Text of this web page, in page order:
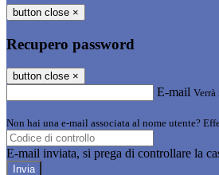
button close ×
Recupero password
button close ×
E-mail
Non hai una e-mail associata al nome utente?
E-mail inviata, si prega di controllare la